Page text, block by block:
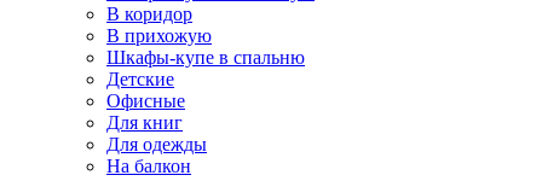
В коридор
В прихожую
Шкафы-купе в спальню
Детские
Офисные
Для книг
Для одежды
На балкон